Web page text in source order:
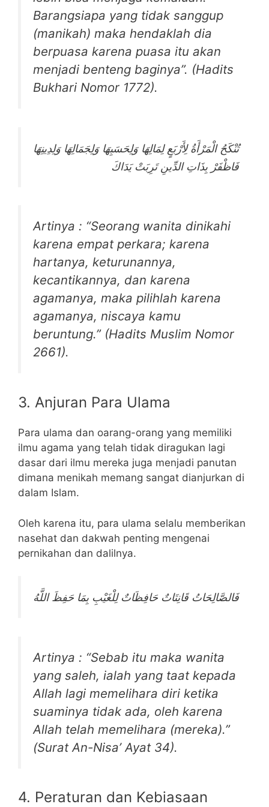
Barangsiapa yang tidak sanggup
(manikah) maka hendaklah dia
berpuasa karena puasa itu akan
menjadi benteng baginya”. (Hadits
Bukhari Nomor 1772).
تُنْكَحُ الْمَرْأَةُ لِأَرْبَعٍ لِمَالِهَا وَلِحَسَبِهَا وَلِجَمَالِهَا وَلِدِينِهَا
فَاظْفَرْ بِذَاتِ الدِّينِ تَرِبَتْ يَدَاكَ
Artinya : “Seorang wanita dinikahi
karena empat perkara; karena
hartanya, keturunannya,
kecantikannya, dan karena
agamanya, maka pilihlah karena
agamanya, niscaya kamu
beruntung.” (Hadits Muslim Nomor
2661).
3. Anjuran Para Ulama
Para ulama dan oarang-orang yang memiliki
ilmu agama yang telah tidak diragukan lagi
dasar dari ilmu mereka juga menjadi panutan
dimana menikah memang sangat dianjurkan di
dalam Islam.
Oleh karena itu, para ulama selalu memberikan
nasehat dan dakwah penting mengenai
pernikahan dan dalilnya.
فَالصَّالِحَاتُ قَانِتَاتٌ حَافِظَاتٌ لِلْغَيْبِ بِمَا حَفِظَ اللَّهُ
Artinya : “Sebab itu maka wanita
yang saleh, ialah yang taat kepada
Allah lagi memelihara diri ketika
suaminya tidak ada, oleh karena
Allah telah memelihara (mereka).”
(Surat An-Nisa’ Ayat 34).
4. Peraturan dan Kebiasaan